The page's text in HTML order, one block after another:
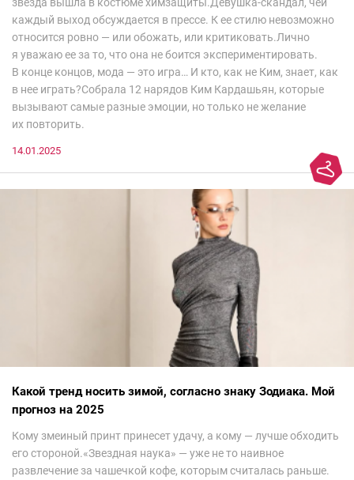
каждый выход обсуждается в прессе. К ее стилю невозможно
относится ровно — или обожать, или критиковать.Лично
я уважаю ее за то, что она не боится экспериментировать.
В конце концов, мода — это игра… И кто, как не Ким, знает, как
в нее играть?Собрала 12 нарядов Ким Кардашьян, которые
вызывают самые разные эмоции, но только не желание
их повторить.
14.01.2025
Какой тренд носить зимой, согласно знаку Зодиака. Мой
прогноз на 2025
Кому змеиный принт принесет удачу, а кому — лучше обходить
его стороной.«Звездная наука» — уже не то наивное
развлечение за чашечкой кофе, которым считалась раньше.